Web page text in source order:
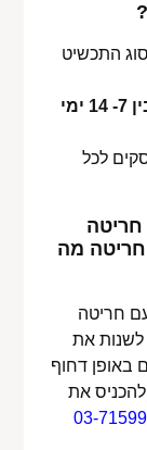
התכשיט
מוצרים עם חריטה / עיצוב אישי בין 7- 14 ימי
3 עד כ- 7 ימי עסקים לכל
מה
חריטה
לשנות את
באופן דחוף
את
03-